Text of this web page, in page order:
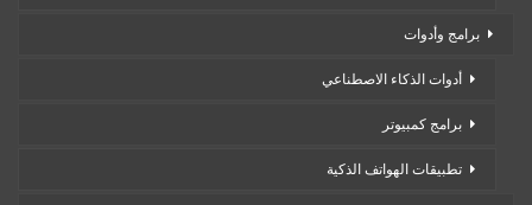
برامج وأدوات
أدوات الذكاء الاصطناعي
برامج كمبيوتر
تطبيقات الهواتف الذكية